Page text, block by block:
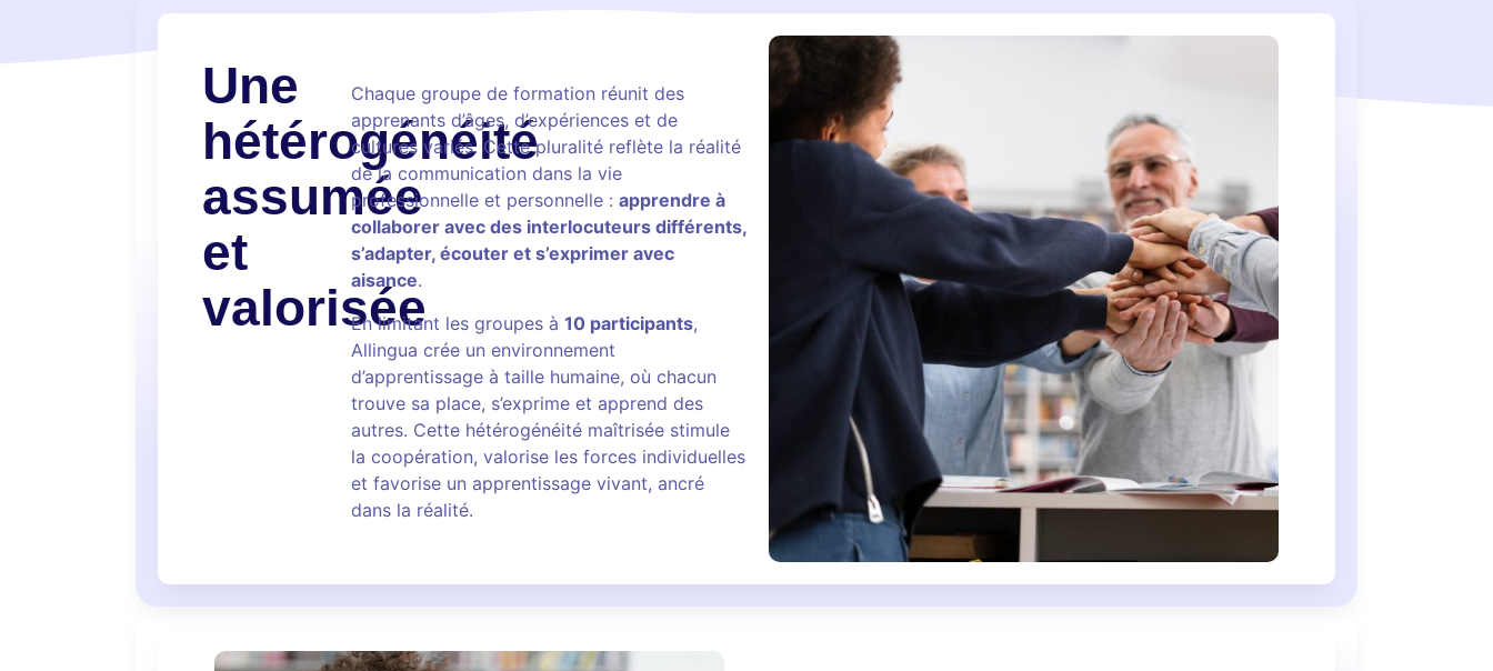
Une
hétérogénéité
assumée
et
valorisée
Chaque groupe de formation réunit des
apprenants d’âges, d’expériences et de
cultures variés. Cette pluralité reflète la réalité
de la communication dans la vie
professionnelle et personnelle : apprendre à
collaborer avec des interlocuteurs différents,
s’adapter, écouter et s’exprimer avec
aisance.
En limitant les groupes à 10 participants,
Allingua crée un environnement
d’apprentissage à taille humaine, où chacun
trouve sa place, s’exprime et apprend des
autres. Cette hétérogénéité maîtrisée stimule
la coopération, valorise les forces individuelles
et favorise un apprentissage vivant, ancré
dans la réalité.